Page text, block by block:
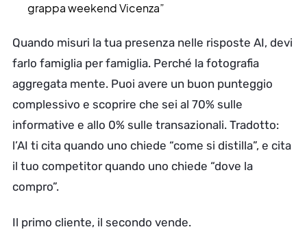
grappa weekend Vicenza”
Quando misuri la tua presenza nelle risposte AI, devi
farlo famiglia per famiglia. Perché la fotografia
aggregata mente. Puoi avere un buon punteggio
complessivo e scoprire che sei al 70% sulle
informative e allo 0% sulle transazionali. Tradotto:
l’AI ti cita quando uno chiede “come si distilla”, e cita
il tuo competitor quando uno chiede “dove la
compro”.
Il primo cliente, il secondo vende.